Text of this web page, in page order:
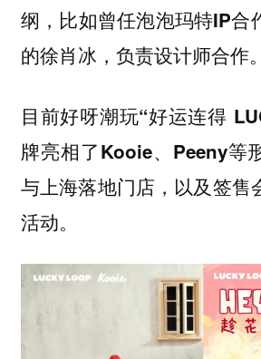
纲，比如曾任泡泡玛特‌IP合
的徐肖冰，负责设计师合作。
目前好呀潮玩“好运连得
牌亮相了Kooie、Peeny等
与上海落地门店，以及签售
活动。